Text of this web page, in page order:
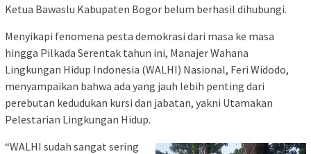
Ketua Bawaslu Kabupaten Bogor belum berhasil dihubungi.
Menyikapi fenomena pesta demokrasi dari masa ke masa
hingga Pilkada Serentak tahun ini, Manajer Wahana
Lingkungan Hidup Indonesia (WALHI) Nasional, Feri Widodo,
menyampaikan bahwa ada yang jauh lebih penting dari
perebutan kedudukan kursi dan jabatan, yakni Utamakan
Pelestarian Lingkungan Hidup.
“WALHI sudah sangat sering